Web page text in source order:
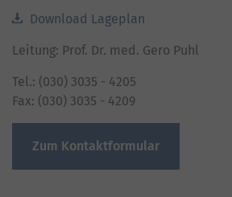
Download Lageplan
Leitung: Prof. Dr. med. Gero Puhl
Tel.: (030) 3035 - 4205
Fax: (030) 3035 - 4209
Zum Kontaktformular